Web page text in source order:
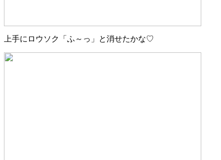
上手にロウソク「ふ～っ」と消せたかな♡